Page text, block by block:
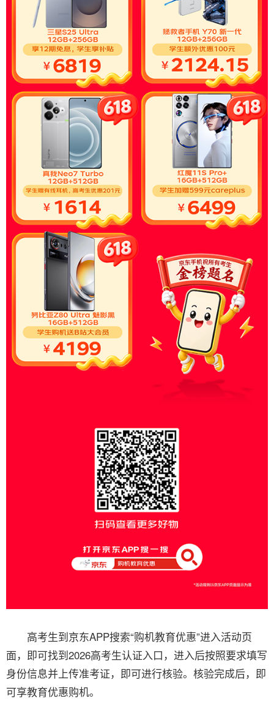
高考生到京东APP搜索“购机教育优惠”进入活动页
面，即可找到2026高考生认证入口，进入后按照要求填写
身份信息并上传准考证，即可进行核验。核验完成后，即
可享教育优惠购机。